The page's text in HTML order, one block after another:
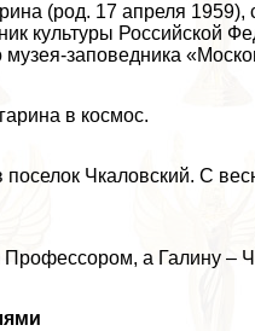
(род. 17 апреля 1959),
культуры Российской
музея-заповедника
в космос.
Чкаловский. С
Профессором, а Галину –